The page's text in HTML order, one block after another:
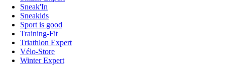
Sneak'In
Sneakids
Sport is good
Training-Fit
Triathlon Expert
Vélo-Store
Winter Expert